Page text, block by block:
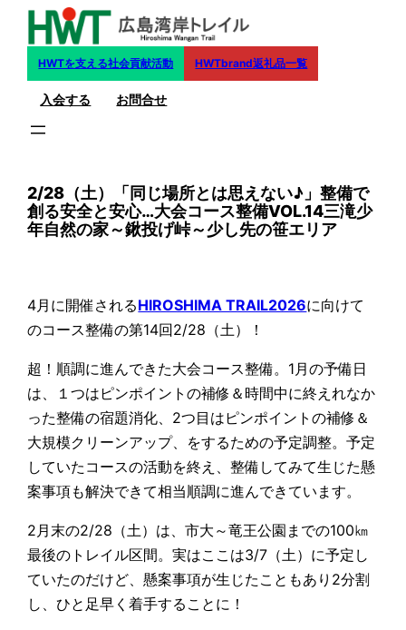
HWTを支える社会貢献活動 HWTbrand返礼品一覧
入会する お問合せ
2/28（土）「同じ場所とは思えない♪」整備で
創る安全と安心…大会コース整備VOL.14三滝少
年自然の家～鍬投げ峠～少し先の笹エリア
4月に開催されるHIROSHIMA TRAIL2026に向けて
のコース整備の第14回2/28（土）！
超！順調に進んできた大会コース整備。1月の予備日
は、１つはピンポイントの補修＆時間中に終えれなか
った整備の宿題消化、2つ目はピンポイントの補修＆
大規模クリーンアップ、をするための予定調整。予定
していたコースの活動を終え、整備してみて生じた懸
案事項も解決できて相当順調に進んできています。
2月末の2/28（土）は、市大～竜王公園までの100㎞
最後のトレイル区間。実はここは3/7（土）に予定し
ていたのだけど、懸案事項が生じたこともあり2分割
し、ひと足早く着手することに！